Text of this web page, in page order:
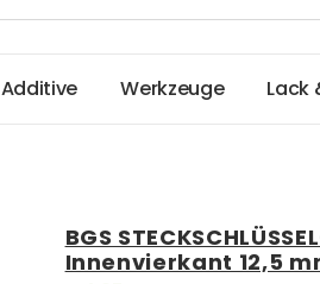
Additive Werkzeuge Lack
BGS
Innenvierkant 12,5